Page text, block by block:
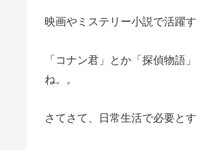
映画やミステリー小説で活躍
「コナン君」とか「探偵物語
ね。。
さてさて、日常生活で必要と